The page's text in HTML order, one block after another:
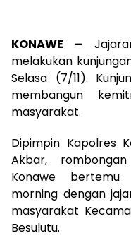
KONAWE –
melakukan
Selasa (7/11).
membangun
masyarakat.
Dipimpin Kapolres
Akbar,
Konawe
morning dengan
masyarakat
Besulutu.